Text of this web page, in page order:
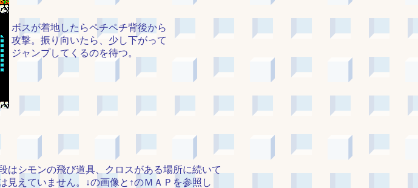
ボスが着地したらペチペチ背後から
攻撃。振り向いたら、少し下がって
ジャンプしてくるのを待つ。
はシモンの飛び道具、クロスがある場所に続いて
見えていません。↓の画像と↑のＭＡＰを参照し